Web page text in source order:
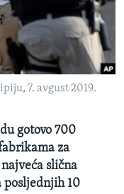
7. avgust 2019.
gotovo 700
za
slična
posljednjih 10